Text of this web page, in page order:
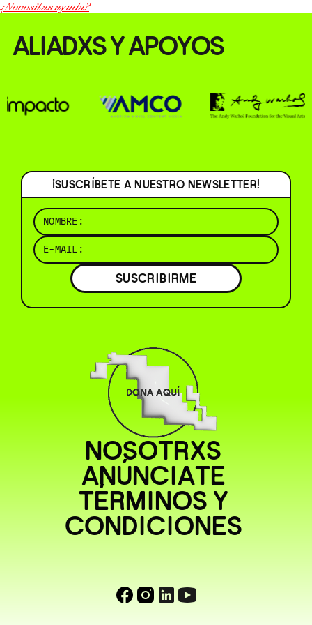
¿Necesitas ayuda?
ALIADXS Y APOYOS
¡SUSCRÍBETE A NUESTRO NEWSLETTER!
SUSCRIBIRME
NOSOTRXS
ANÚNCIATE
TÉRMINOS Y
CONDICIONES